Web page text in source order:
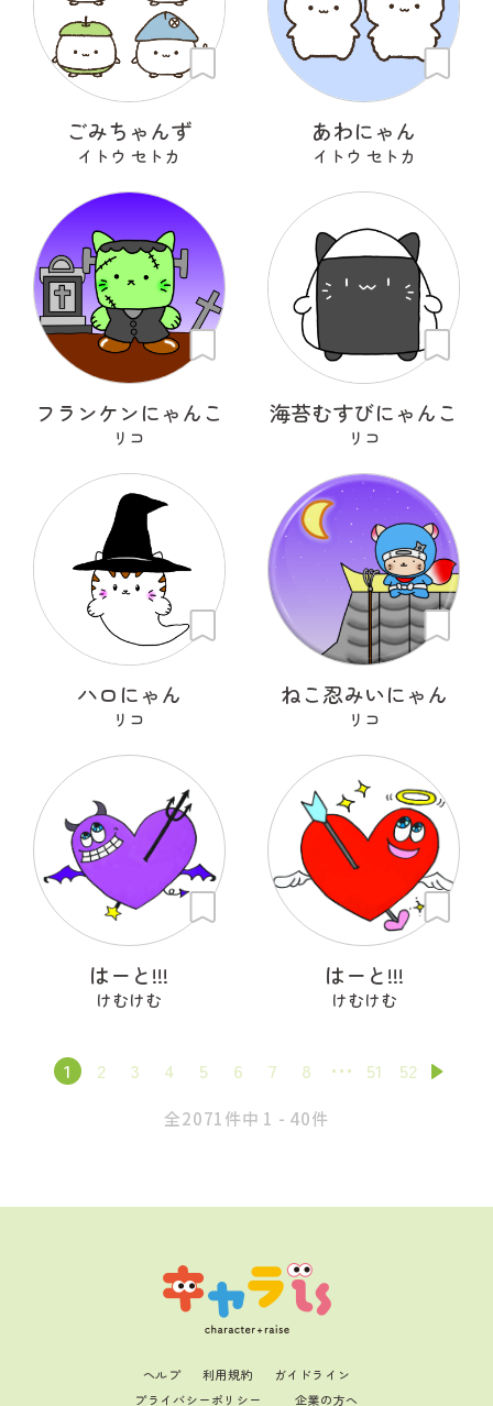
ごみちゃんず
イトウ セトカ
あわにゃん
イトウ セトカ
フランケンにゃんこ
リコ
海苔むすびにゃんこ
リコ
ハロにゃん
リコ
ねこ忍みいにゃん
リコ
はーと!!!
けむけむ
はーと!!!
けむけむ
1 2 3 4 5 6 7 8 51 52
全2071件中 1 - 40件
ヘルプ 利用規約
ガイドライン
プライバシーポリシー
企業の方へ